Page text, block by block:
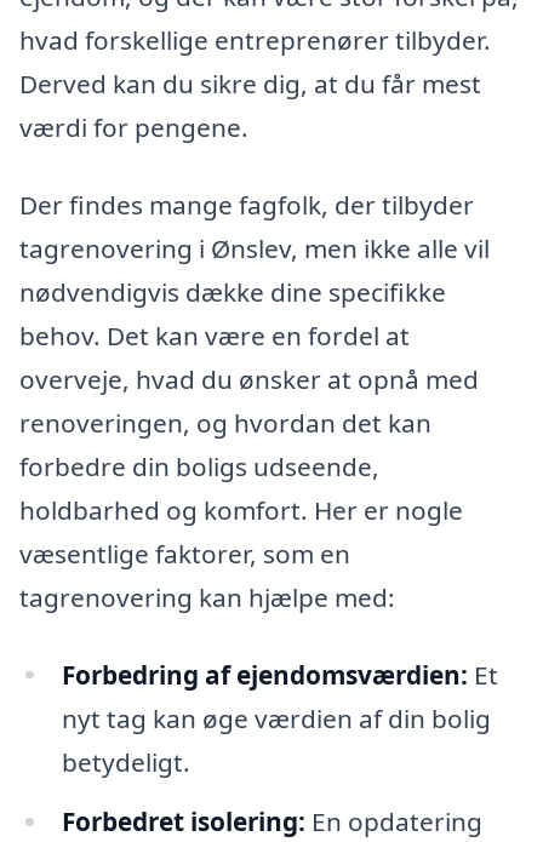
hvad forskellige entreprenører tilbyder.
Derved kan du sikre dig, at du får mest
værdi for pengene.
Der findes mange fagfolk, der tilbyder
tagrenovering i Ønslev, men ikke alle vil
nødvendigvis dække dine specifikke
behov. Det kan være en fordel at
overveje, hvad du ønsker at opnå med
renoveringen, og hvordan det kan
forbedre din boligs udseende,
holdbarhed og komfort. Her er nogle
væsentlige faktorer, som en
tagrenovering kan hjælpe med:
Forbedring af ejendomsværdien: Et
nyt tag kan øge værdien af din bolig
betydeligt.
Forbedret isolering: En opdatering